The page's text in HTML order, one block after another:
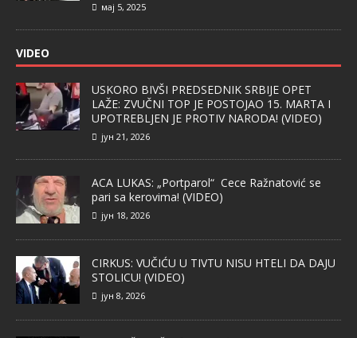
мај 5, 2025
VIDEO
USKORO BIVŠI PREDSEDNIK SRBIJE OPET
LAŽE: ZVUČNI TOP JE POSTOJAO 15. MARTA I
UPOTREBLJEN JE PROTIV NARODA! (VIDEO)
јун 21, 2026
ACA LUKAS: „Portparol“ Cece Ražnatović se
pari sa kerovima! (VIDEO)
јун 18, 2026
CIRKUS: VUČIĆU U TIVTU NISU HTELI DA DAJU
STOLICU! (VIDEO)
јун 8, 2026